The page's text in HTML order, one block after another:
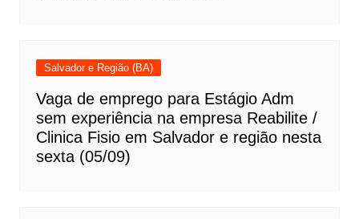
Salvador e Região (BA)
Vaga de emprego para Estágio Adm
sem experiência na empresa Reabilite /
Clinica Fisio em Salvador e região nesta
sexta (05/09)